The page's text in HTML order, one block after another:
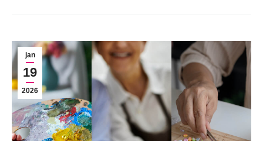
jan
19
2026